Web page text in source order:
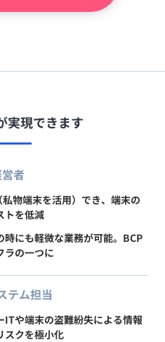
実現できます
者
私物端末を活用）でき、端末の
トを低減
時にも軽微な業務が可能。BCP
ラの一つに
テム担当
ITや端末の盗難紛失による情報
スクを極小化